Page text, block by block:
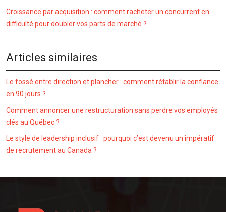
Croissance par acquisition : comment racheter un concurrent en
difficulté pour doubler vos parts de marché ?
Articles similaires
Le fossé entre direction et plancher : comment rétablir la confiance
en 90 jours ?
Comment annoncer une restructuration sans perdre vos employés
clés au Québec ?
Le style de leadership inclusif : pourquoi c’est devenu un impératif
de recrutement au Canada ?